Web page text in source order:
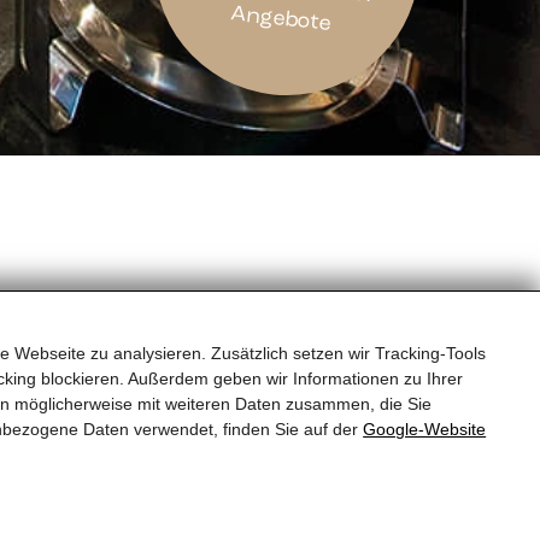
zu analysieren. Zusätzlich setzen wir Tracking-Tools
blockieren. Außerdem geben wir Informationen zu Ihrer
möglicherweise mit weiteren Daten zusammen, die Sie
Daten verwendet, finden Sie auf derGoogle‑Website
Angebote
genug, aber vor allem: